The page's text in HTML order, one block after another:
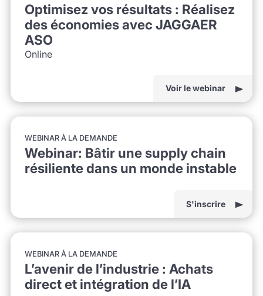
Optimisez vos résultats : Réalisez
des économies avec JAGGAER
ASO
Online
Voir le webinar
WEBINAR À LA DEMANDE
Webinar: Bâtir une supply chain
résiliente dans un monde instable
S'inscrire
WEBINAR À LA DEMANDE
L’avenir de l’industrie : Achats
direct et intégration de l’IA